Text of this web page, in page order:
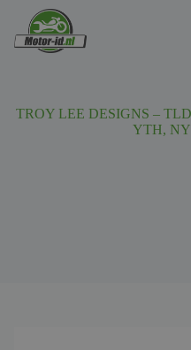
TROY LEE DESIGNS –
YTH,